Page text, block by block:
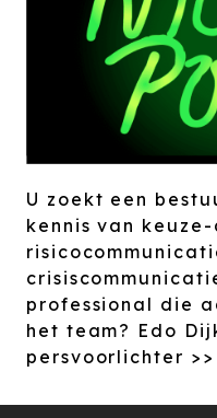
U zoekt een
kennis van
professional die
het team? Edo
persvoorlichter >>